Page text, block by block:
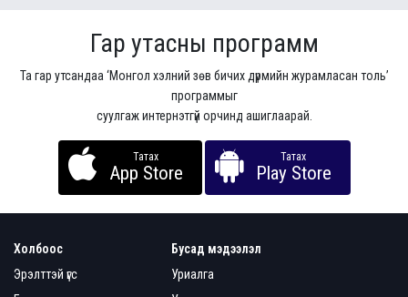
Гар утасны программ
Та гар утсандаа ‘Монгол хэлний зөв бичих дүрмийн журамласан толь’
программыг
суулгаж интернэтгүй орчинд ашиглаарай.
Татах
App Store
Татах
Play Store
Холбоос
Эрэлттэй үгс
Бусад мэдээлэл
Уриалга